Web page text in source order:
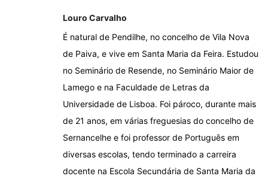
Louro Carvalho
É natural de Pendilhe, no concelho de Vila Nova
de Paiva, e vive em Santa Maria da Feira. Estudou
no Seminário de Resende, no Seminário Maior de
Lamego e na Faculdade de Letras da
Universidade de Lisboa. Foi pároco, durante mais
de 21 anos, em várias freguesias do concelho de
Sernancelhe e foi professor de Português em
diversas escolas, tendo terminado a carreira
docente na Escola Secundária de Santa Maria da